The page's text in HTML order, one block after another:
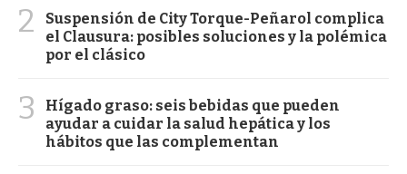
2
Suspensión de City Torque-Peñarol complica
el Clausura: posibles soluciones y la polémica
por el clásico
3
Hígado graso: seis bebidas que pueden
ayudar a cuidar la salud hepática y los
hábitos que las complementan